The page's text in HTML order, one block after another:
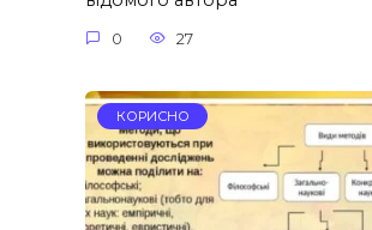
0 27
КОРИСНО